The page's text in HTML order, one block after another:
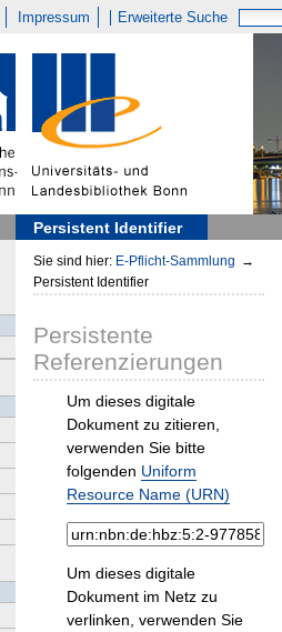
Impressum Erweiterte Suche
Persistent Identifier
Sie sind hier: E-Pflicht-Sammlung →
Persistent Identifier
Persistente
Referenzierungen
Um dieses digitale
Dokument zu zitieren,
verwenden Sie bitte
folgenden Uniform
Resource Name (URN)
Um dieses digitale
Dokument im Netz zu
verlinken, verwenden Sie